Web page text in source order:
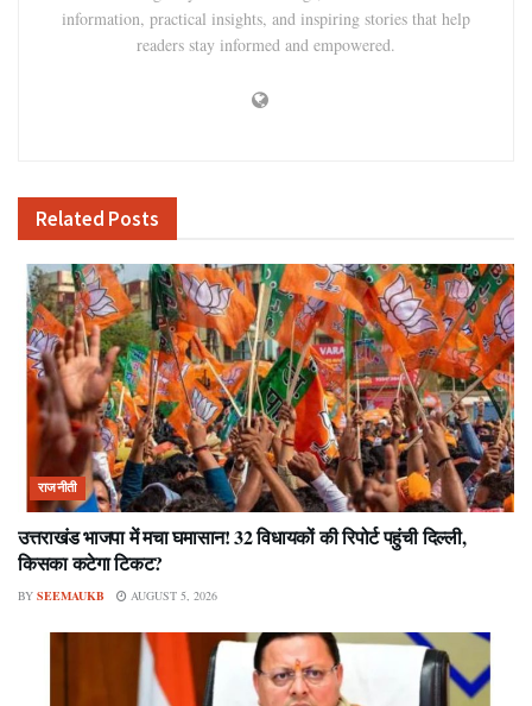
information, practical insights, and inspiring stories that help
readers stay informed and empowered.
Related Posts
राजनीती
उत्तराखंड भाजपा में मचा घमासान! 32 विधायकों की रिपोर्ट पहुंची दिल्ली,
किसका कटेगा टिकट?
BY SEEMAUKB AUGUST 5, 2026